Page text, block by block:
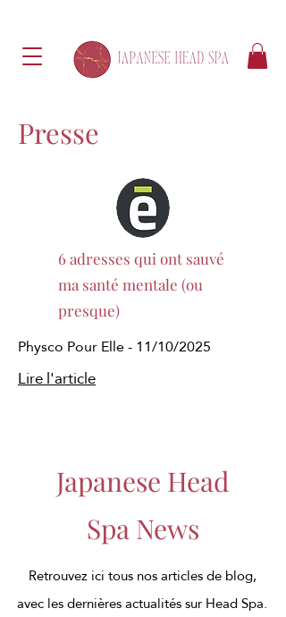
Presse
6 adresses qui ont sauvé
ma santé mentale (ou
presque)
Physco Pour Elle - 11/10/2025
Lire l'article
Japanese Head
Spa News
Retrouvez ici tous nos articles de blog,
avec les dernières actualités sur Head Spa.